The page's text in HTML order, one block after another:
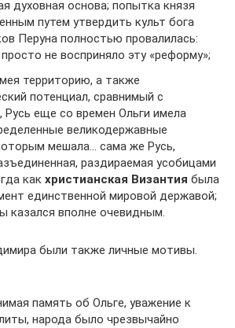
духовная основа; попытка князя
путем утвердить культ бога
Перуна полностью провалилась:
не восприняло эту «реформу»;
территорию, а также
потенциал, сравнимый с
Русь еще со времен Ольги имела
великодержавные
мешала… сама же Русь,
раздираемая усобицами
как христианская Византия была
единственной мировой державой;
казался вполне очевидным.
были также личные мотивы.
память об Ольге, уважение к
народа было чрезвычайно